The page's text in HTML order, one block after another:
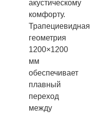
акустическому
комфорту.
Трапециевидная
геометрия
1200×1200
мм
обеспечивает
плавный
переход
между